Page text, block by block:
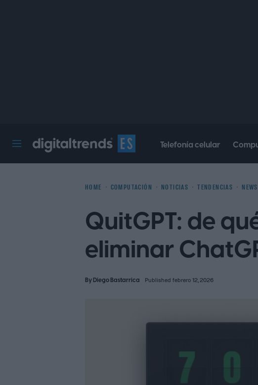
Telefonía celular
HOME COMPUTACIÓN NOTICIAS TENDENCIAS NEWS
QuitGPT: de
eliminar
ByDiego Bastarrica Published febrero 12, 2026